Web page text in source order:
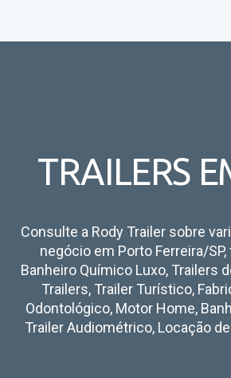
TRAILERS
Consulte a Rody Trailer sobre
negócio em Porto Ferreira/
Banheiro Químico Luxo, Trailers
Trailers, Trailer Turístico,
Odontológico, Motor Home,
Trailer Audiométrico, Locação